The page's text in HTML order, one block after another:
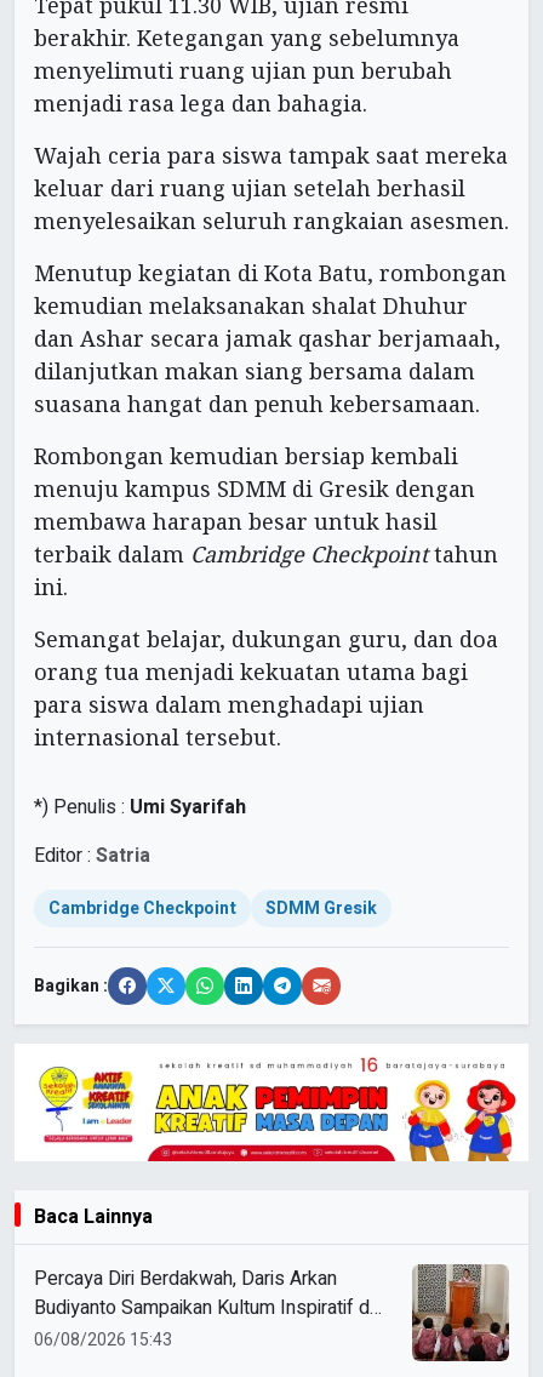
berakhir. Ketegangan yang sebelumnya
menyelimuti ruang ujian pun berubah
menjadi rasa lega dan bahagia.
Wajah ceria para siswa tampak saat mereka
keluar dari ruang ujian setelah berhasil
menyelesaikan seluruh rangkaian asesmen.
Menutup kegiatan di Kota Batu, rombongan
kemudian melaksanakan shalat Dhuhur
dan Ashar secara jamak qashar berjamaah,
dilanjutkan makan siang bersama dalam
suasana hangat dan penuh kebersamaan.
Rombongan kemudian bersiap kembali
menuju kampus SDMM di Gresik dengan
membawa harapan besar untuk hasil
terbaik dalam Cambridge Checkpointtahun
ini.
Semangat belajar, dukungan guru, dan doa
orang tua menjadi kekuatan utama bagi
para siswa dalam menghadapi ujian
internasional tersebut.
*) Penulis : Umi Syarifah
Editor : Satria
Cambridge Checkpoint SDMM Gresik
Bagikan :
Baca Lainnya
Percaya Diri Berdakwah, Daris Arkan
Budiyanto Sampaikan Kultum Inspiratif di
Masjid Baiturrahman
06/08/2026 15:43